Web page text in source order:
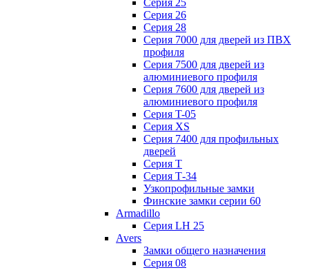
Серия 25
Серия 26
Серия 28
Серия 7000 для дверей из ПВХ
профиля
Серия 7500 для дверей из
алюминиевого профиля
Серия 7600 для дверей из
алюминиевого профиля
Серия T-05
Серия XS
Серия 7400 для профильных
дверей
Серия Т
Серия Т-34
Узкопрофильные замки
Финские замки серии 60
Armadillo
Серия LH 25
Avers
Замки общего назначения
Серия 08